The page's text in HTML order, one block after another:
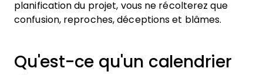
planification du projet, vous ne récolterez que
confusion, reproches, déceptions et blâmes.
Qu'est-ce qu'un calendrier